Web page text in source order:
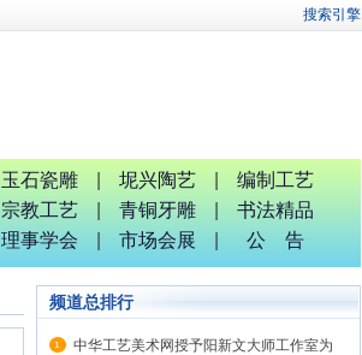
搜索引擎
玉石瓷雕 坭兴陶艺
编制工艺
宗教工艺 青铜牙雕
书法精品
理事学会 市场会展 公 告
频道总排行
中华工艺美术网授予阳新文大师工作室为